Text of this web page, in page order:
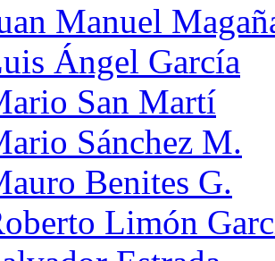
Manuel
Ángel García
San Martí
Sánchez M.
Benites G.
Limón